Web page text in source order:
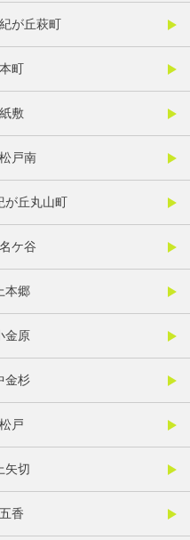
が丘萩町
町
敷
戸南
が丘丸山町
ケ谷
本郷
金原
金杉
戸
矢切
香